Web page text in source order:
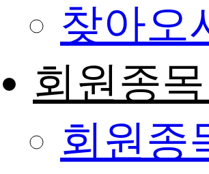
찾아오
회원종
회원종